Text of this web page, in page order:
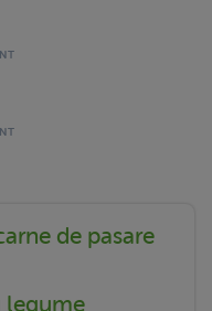
de pasare
legume